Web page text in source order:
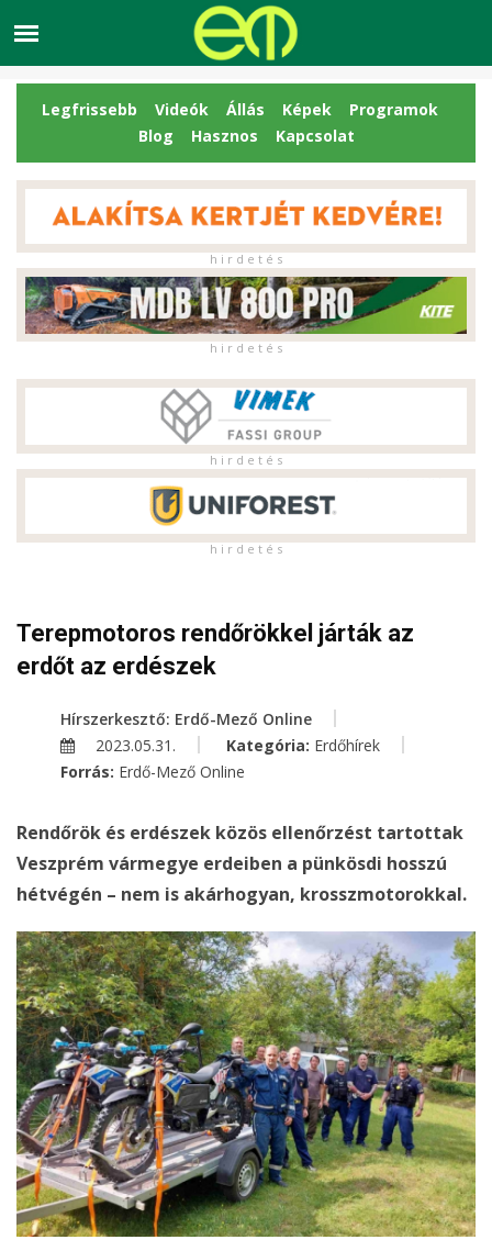
Legfrissebb Videók Állás Képek
Programok
Blog
Hasznos Kapcsolat
h i r d e t é s
h i r d e t é s
h i r d e t é s
h i r d e t é s
Terepmotoros rendőrökkel járták az
erdőt az erdészek
Hírszerkesztő: Erdő-Mező Online
2023.05.31.
Kategória: Erdőhírek
Forrás: Erdő-Mező Online
Rendőrök és erdészek közös ellenőrzést tartottak
Veszprém vármegye erdeiben a pünkösdi hosszú
hétvégén – nem is akárhogyan, krosszmotorokkal.